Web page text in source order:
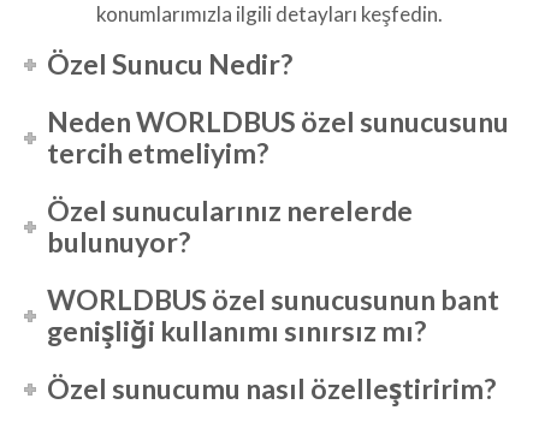
konumlarımızla ilgili detayları keşfedin.
Özel Sunucu Nedir?
Neden WORLDBUS özel sunucusunu
tercih etmeliyim?
Özel sunucularınız nerelerde
bulunuyor?
WORLDBUS özel sunucusunun bant
genişliği kullanımı sınırsız mı?
Özel sunucumu nasıl özelleştiririm?